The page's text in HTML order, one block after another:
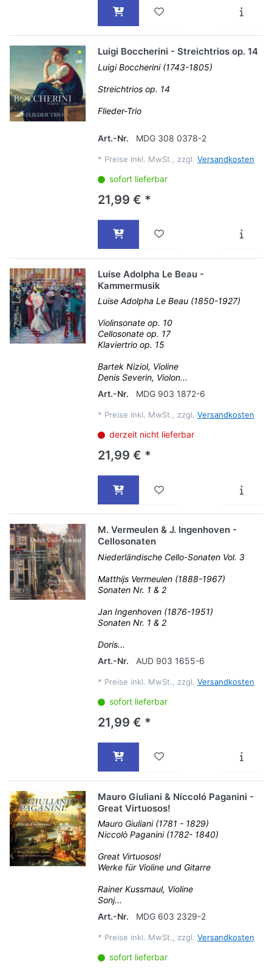
Luigi Boccherini - Streichtrios op. 14
Luigi Boccherini (1743-1805)
Streichtrios op. 14
Flieder-Trio
Art.-Nr. MDG 308 0378-2
* Preise inkl. MwSt., zzgl. Versandkosten
sofort lieferbar
21,99 € *
Luise Adolpha Le Beau -
Kammermusik
Luise Adolpha Le Beau (1850-1927)
Violinsonate op. 10
Cellosonate op. 17
Klaviertrio op. 15
Bartek Niziol, Violine
Denis Severin, Violon...
Art.-Nr.
MDG 903 1872-6
* Preise inkl. MwSt., zzgl. Versandkosten
derzeit nicht lieferbar
21,99 € *
M. Vermeulen & J. Ingenhoven -
Cellosonaten
Niederländische Cello-Sonaten Vol. 3
Matthijs Vermeulen (1888-1967)
Sonaten Nr. 1 & 2
Jan Ingenhoven (1876-1951)
Sonaten Nr. 1 & 2
Doris...
Art.-Nr.
AUD 903 1655-6
* Preise inkl. MwSt., zzgl. Versandkosten
sofort lieferbar
21,99 € *
Mauro Giuliani & Niccoló Paganini -
Great Virtuosos!
Mauro Giuliani (1781 - 1829)
Niccolò Paganini (1782- 1840)
Great Virtuosos!
Werke für Violine und Gitarre
Rainer Kussmaul, Violine
Sonj...
Art.-Nr.
MDG 603 2329-2
* Preise inkl. MwSt., zzgl. Versandkosten
sofort lieferbar